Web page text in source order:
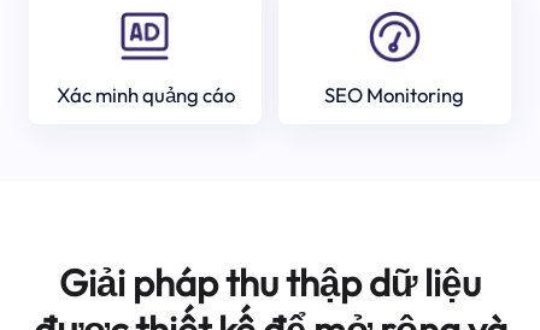
Xác minh quảng cáo SEO Monitoring
Giải pháp thu thập dữ liệu